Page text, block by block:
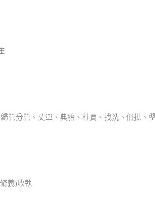
管分管、丈單、典胎、杜賣、找洗、佃批、
義)收執